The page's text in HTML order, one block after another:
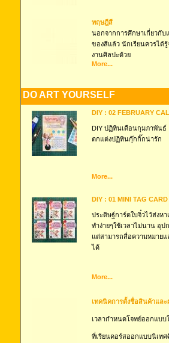
ทฤษฎีสี
นอกจากการศึกษาเกี่ยวกับ
ของสีแล้ว นักเรียนควรได้
งานศิลปะด้วย
More...
DO ART YOURSELF
DIY : 02 FEBRUARY
DIY ปฏิทินเดือนกุมภาพันธ์
ตกแต่งปฏิทินกุ๊กกิ๊กน่ารัก
More...
DIY : 01 MINI TAG CARD
ประดิษฐ์การ์ดใบจิ๋วไว้ส่งหา
ทำง่ายๆใช้เวลาไม่นาน อุ
แต่สามารถสื่อความหมาย
ได้
More...
เทคนิคการตั้งชื่อสินค้าแล
เวลากำหนดโจทย์ออกแบบ
ที่เรียนคอร์สออกแบบนิเท